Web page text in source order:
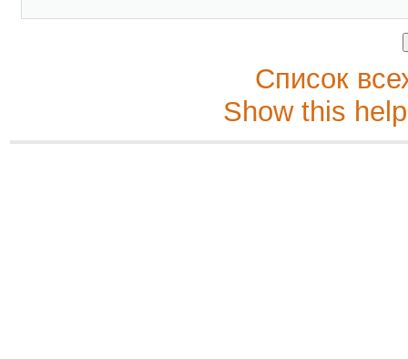
Список
Show this